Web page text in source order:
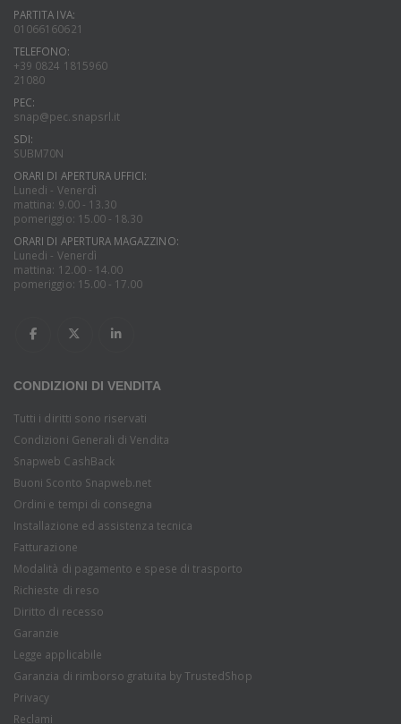
PARTITA IVA:
01066160621
TELEFONO:
+39 0824 1815960
21080
PEC:
snap@pec.snapsrl.it
SDI:
SUBM70N
ORARI DI APERTURA UFFICI:
Lunedi - Venerdì
mattina: 9.00 - 13.30
pomeriggio: 15.00 - 18.30
ORARI DI APERTURA MAGAZZINO:
Lunedi - Venerdì
mattina: 12.00 - 14.00
pomeriggio: 15.00 - 17.00
CONDIZIONI DI VENDITA
Tutti i diritti sono riservati
Condizioni Generali di Vendita
Snapweb CashBack
Buoni Sconto Snapweb.net
Ordini e tempi di consegna
Installazione ed assistenza tecnica
Fatturazione
Modalità di pagamento e spese di trasporto
Richieste di reso
Diritto di recesso
Garanzie
Legge applicabile
Garanzia di rimborso gratuita by TrustedShop
Privacy
Reclami